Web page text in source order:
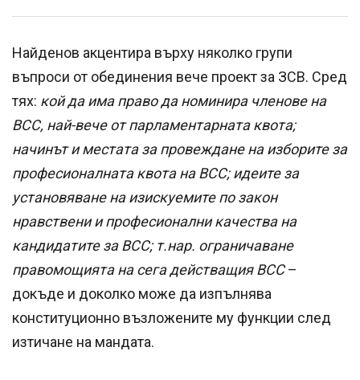
Найденов акцентира върху няколко групи
въпроси от обединения вече проект за ЗСВ. Сред
тях: кой да има право да номинира членове на
ВСС, най-вече от парламентарната квота;
начинът и местата за провеждане на изборите за
професионалната квота на ВСС; идеите за
установяване на изискуемите по закон
нравствени и професионални качества на
кандидатите за ВСС; т.нар. ограничаване
правомощията на сега действащия ВСС–
докъде и доколко може да изпълнява
конституционно възложените му функции след
изтичане на мандата.